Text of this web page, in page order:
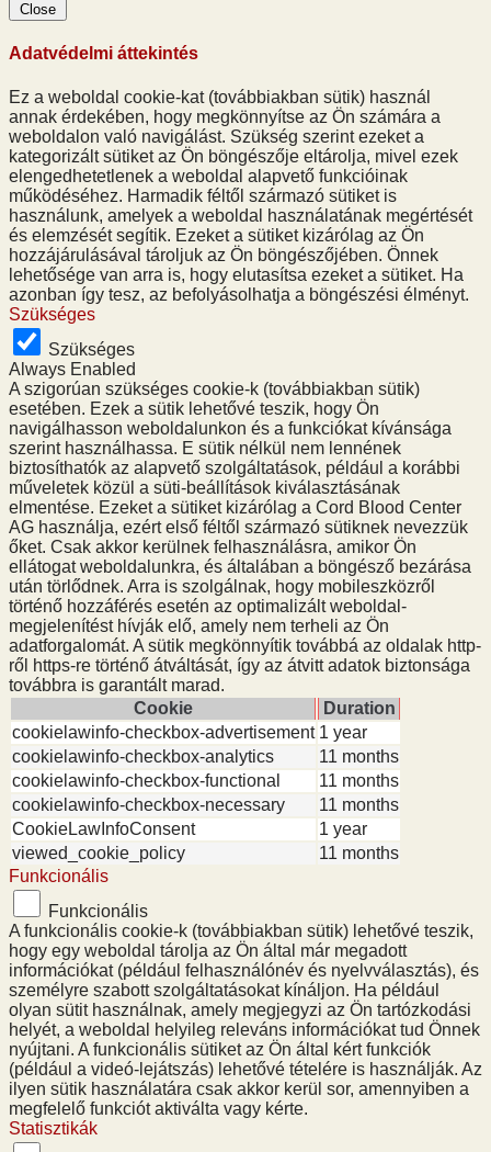
Close
Adatvédelmi áttekintés
Ez a weboldal cookie-kat (továbbiakban sütik) használ
annak érdekében, hogy megkönnyítse az Ön számára a
weboldalon való navigálást. Szükség szerint ezeket a
kategorizált sütiket az Ön böngészője eltárolja, mivel ezek
elengedhetetlenek a weboldal alapvető funkcióinak
működéséhez. Harmadik féltől származó sütiket is
használunk, amelyek a weboldal használatának megértését
és elemzését segítik. Ezeket a sütiket kizárólag az Ön
hozzájárulásával tároljuk az Ön böngészőjében. Önnek
lehetősége van arra is, hogy elutasítsa ezeket a sütiket. Ha
azonban így tesz, az befolyásolhatja a böngészési élményt.
Szükséges
Szükséges
Always Enabled
A szigorúan szükséges cookie-k (továbbiakban sütik)
esetében. Ezek a sütik lehetővé teszik, hogy Ön
navigálhasson weboldalunkon és a funkciókat kívánsága
szerint használhassa. E sütik nélkül nem lennének
biztosíthatók az alapvető szolgáltatások, például a korábbi
műveletek közül a süti-beállítások kiválasztásának
elmentése. Ezeket a sütiket kizárólag a Cord Blood Center
AG használja, ezért első féltől származó sütiknek nevezzük
őket. Csak akkor kerülnek felhasználásra, amikor Ön
ellátogat weboldalunkra, és általában a böngésző bezárása
után törlődnek. Arra is szolgálnak, hogy mobileszközről
történő hozzáférés esetén az optimalizált weboldal-
megjelenítést hívják elő, amely nem terheli az Ön
adatforgalomát. A sütik megkönnyítik továbbá az oldalak http-
ről https-re történő átváltását, így az átvitt adatok biztonsága
továbbra is garantált marad.
Cookie
Duration
cookielawinfo-checkbox-advertisement 1 year
cookielawinfo-checkbox-analytics
11 months
cookielawinfo-checkbox-functional
11 months
cookielawinfo-checkbox-necessary
11 months
CookieLawInfoConsent
1 year
viewed_cookie_policy
11 months
Funkcionális
Funkcionális
A funkcionális cookie-k (továbbiakban sütik) lehetővé teszik,
hogy egy weboldal tárolja az Ön által már megadott
információkat (például felhasználónév és nyelvválasztás), és
személyre szabott szolgáltatásokat kínáljon. Ha például
olyan sütit használnak, amely megjegyzi az Ön tartózkodási
helyét, a weboldal helyileg releváns információkat tud Önnek
nyújtani. A funkcionális sütiket az Ön által kért funkciók
(például a videó-lejátszás) lehetővé tételére is használják. Az
ilyen sütik használatára csak akkor kerül sor, amennyiben a
megfelelő funkciót aktiválta vagy kérte.
Statisztikák